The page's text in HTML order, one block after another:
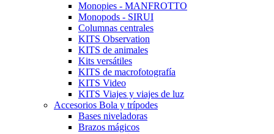
Monopies - MANFROTTO
Monopods - SIRUI
Columnas centrales
KITS Observation
KITS de animales
Kits versátiles
KITS de macrofotografía
KITS Video
KITS Viajes y viajes de luz
Accesorios Bola y trípodes
Bases niveladoras
Brazos mágicos